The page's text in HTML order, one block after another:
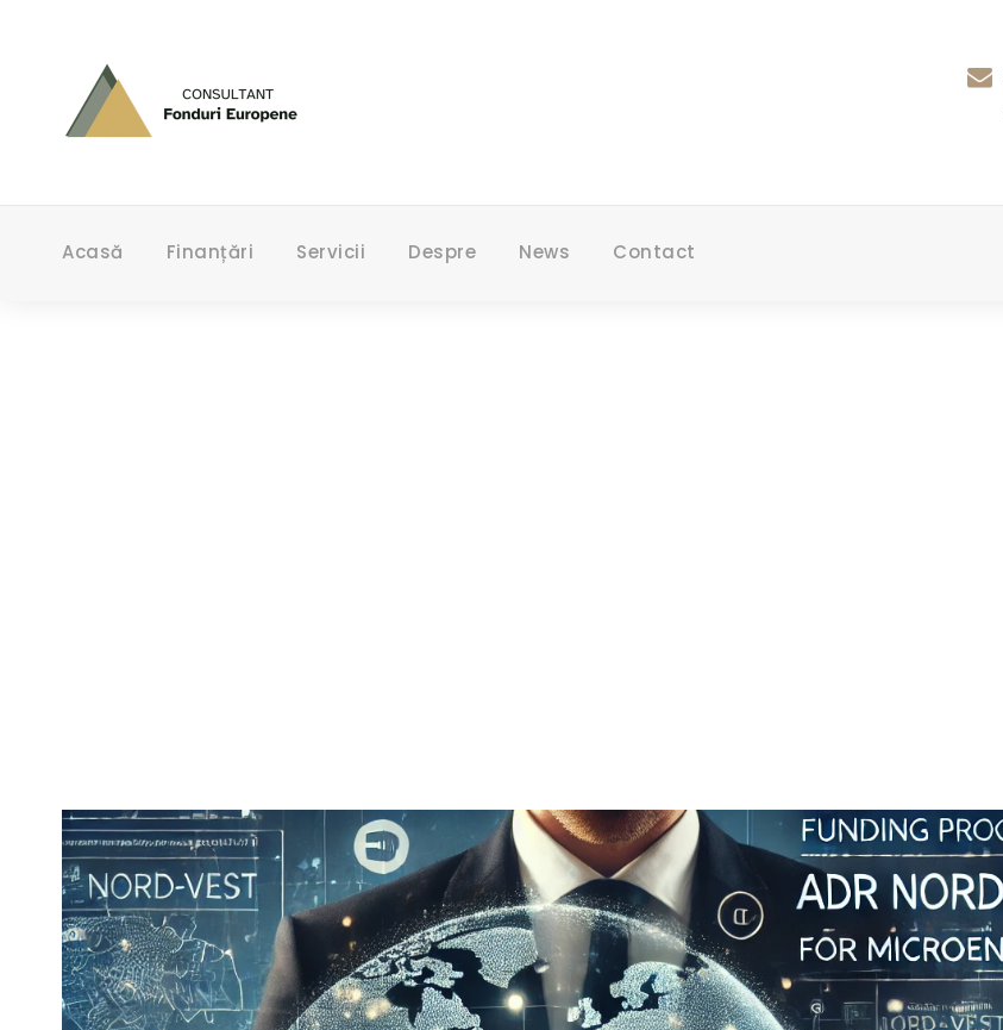
Acasă Finanțări Servicii Despre News Contact